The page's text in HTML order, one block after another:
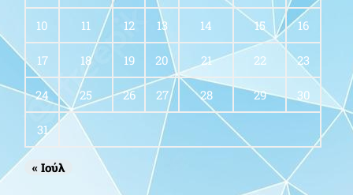
10 11 12 13 14 15 16
17 18 19 20 21 22 23
24 25 26 27 28 29 30
31
« Ιούλ